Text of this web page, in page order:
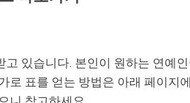
있습니다. 본인이 원하는 연예
로 표를 얻는 방법은 아래 페이지